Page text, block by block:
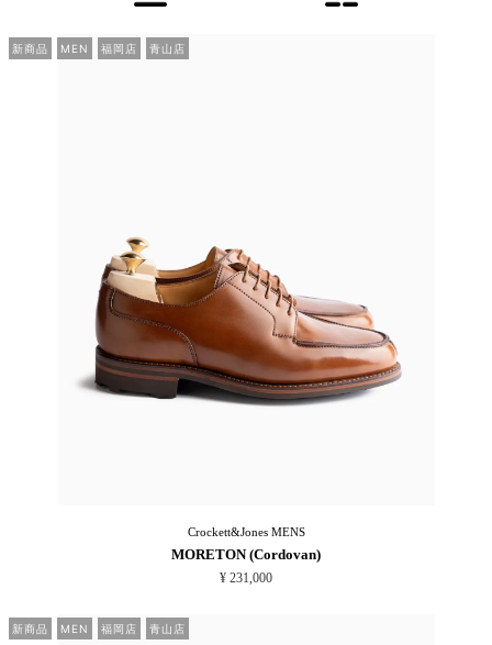
新商品 MEN 福岡店 青山店
Crockett&JonesMENS
MORETON (Cordovan)
¥ 231,000
新商品 MEN 福岡店 青山店